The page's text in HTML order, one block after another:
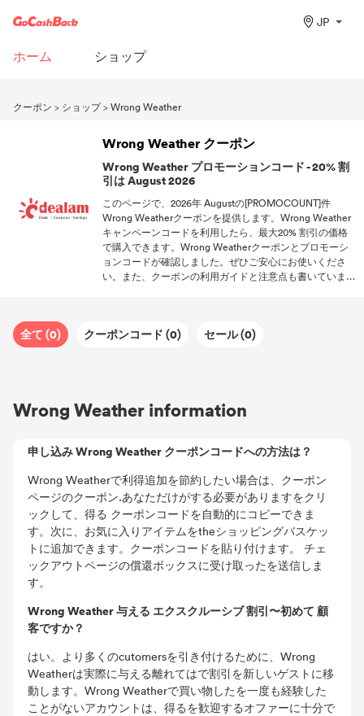
JP
ホーム ショップ
クーポン > ショップ>Wrong Weather
Wrong Weather クーポン
Wrong Weather プロモーションコード - 20% 割
引は August 2026
このページで、2026年 Augustの[PROMOCOUNT]件
Wrong Weatherクーポンを提供します。Wrong Weather
キャンペーンコードを利用したら、最大20% 割引の価格
で購入できます。Wrong Weatherクーポンとプロモーシ
ョンコードが確認しました。ぜひご安心にお使いくださ
い。また、クーポンの利用ガイドと注意点も書いていま
全て (0) クーポンコード (0) セール (0)
Wrong Weather information
申し込み Wrong Weather クーポンコードへの方法は？
Wrong Weatherで利得追加を節約したい場合は、クーポン
ページのクーポン.あなただけがする必要がありますをクリ
ックして、得る クーポンコードを自動的にコピーできま
す。次に、お気に入りアイテムをtheショッピングバスケッ
トに追加できます。クーポンコードを貼り付けます。 チェ
ックアウトページの償還ボックスに受け取ったを送信しま
す。
Wrong Weather 与える エクスクルーシブ 割引〜初めて 顧
客ですか？
はい。より多くのcutomersを引き付けるために、Wrong
Weatherは実際に与える離れてはで割引を新しいゲストに移
動します。Wrong Weatherで買い物したを一度も経験した
ことがないアカウントは、得るを歓迎するオファーに十分で